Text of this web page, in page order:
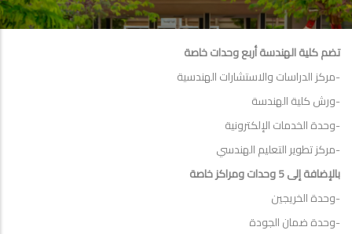
تضم كلية الهندسة أربع وحدات خاصة
-مركز الدراسات والاستشارات الهندسية
-ورش كلية الهندسة
-وحدة الخدمات الإلكترونية
-مركز تطوير التعليم الهندسي
بالإضافة إلى 5 وحدات ومراكز خاصة
-وحدة الخريجين
-وحدة ضمان الجودة